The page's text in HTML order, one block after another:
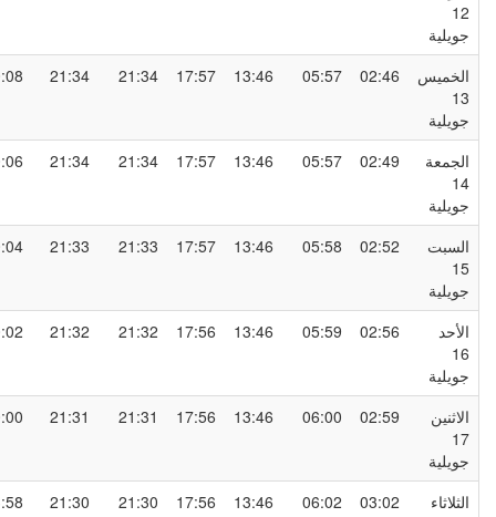
02:46
05:57
13:46
17:57
21:34
21:34
00:08
02:49
05:57
13:46
17:57
21:34
21:34
00:06
02:52
05:58
13:46
17:57
21:33
21:33
00:04
02:56
05:59
13:46
17:56
21:32
21:32
00:02
02:59
06:00
13:46
17:56
21:31
21:31
00:00
03:02
06:02
13:46
17:56
21:30
21:30
23:58